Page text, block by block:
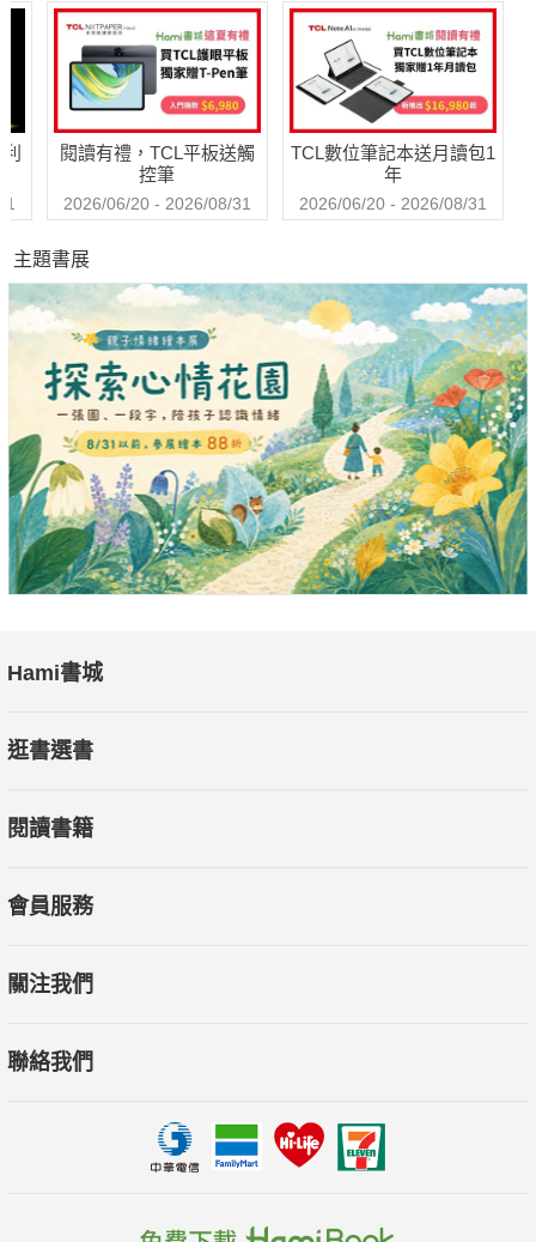
他們以科學的觀點，通盤解釋人類在過去幾百年來堅信不移、卻
苦無確鑿證據或無法圓滿解釋的各種信念，好比另類醫學、靈力
治療、超感官知覺和集體潛意識等。而所謂的異能──預感、追朔
「前世」、千里眼影像、心靈治療天賦──其實非屬異常，也非罕
這種潛能，那麼說不定就能學會如何條理運用這類本領。
我們的力量遠超過自身所知，有能力療癒自己、親友，甚至我們
的社群。每個人都有這種本領，並能凝聚成更強大的集體力量，
來改善我們此生的命運。就所有層面來講，我們的生活都掌握在
自己手中。
本書是以科學角度研究心靈領域的代表作品之一，試圖整理分歧
研究，統合構成完整體系；也針對於宗教、祕術、另類醫學或新
時代思維等領域，採科學方法來驗證虛實。
不讓座是怕被嗆聲
或婉拒……野島剛
的46種文化思索與
社會觀察
蟲世界
閱讀有禮，TCL平板送觸
控筆
2026/06/20 - 2026/08/31
TCL數位筆記本送月讀包1
年
2026/06/20 - 2026/08/31
主題書展
Hami書城
逛書選書
閱讀書籍
會員服務
關注我們
聯絡我們